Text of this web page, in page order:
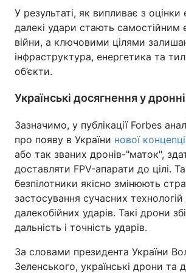
У результаті, як випливає з оцінки
далекі удари стають самостійним
війни, а ключовими цілями
інфраструктура, енергетика та
об’єкти.
Українські досягнення у
Зазначимо, у публікації Forbes
про появу в України нової
або так званих дронів-"маток",
доставляти FPV-апарати до цілі.
безпілотники якісно змінюють
застосування сучасних
далекобійних ударів. Такі дрони
дальність і точність ударів.
За словами президента України
Зеленського, українські дрони та